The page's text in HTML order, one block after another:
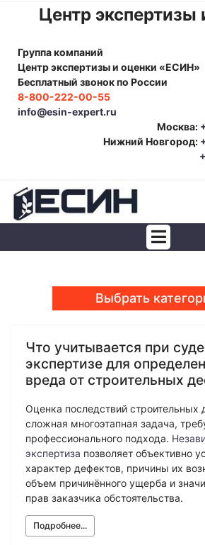
Центр экспертизы
Группа компаний
Центр экспертизы и оценки «ЕСИН»
Бесплатный звонок по России
8-800-222-00-55
info@esin-expert.ru
Москва:
Нижний Новгород:
Почерковедческая экспертиза
Товароведческая экспертиза
Автотехническая экспертиза
Экспертиза электробытовой
Техническая экспертиза
Электротехническая экспертиза
Фоноскопическая экспертиза
Экспертиза видео- и звукозаписей
Лингвистическая экспертиза
Автороведческая экспертиза
Выбрать
Фоноскопическая экспертиза
Психологическая экспертиза
Автотехническая экспертиза
Юридическая экспертиза
Экспертиза изделий из металлов
Экономическая экспертиза
Экологическая экспертиза
Техническая экспертиза
Строительно-техническая
Почерковедческая экспертиза
Пожарно-техническая
Юридико-лингвистическая
Лингвистическая экспертиза
Компьютерно-техническая
Геммологическая экспертиза
Экспертиза видео- и звукозаписей
Автороведческая экспертиза
Что учитывается при
экспертизе для
вреда от строительных
Оценка последствий
сложная многоэтапная задача,
профессионального подхода.
экспертиза позволяет объективно
характер дефектов, причины их
объем причинённого ущерба и
прав заказчика обстоятельства.
Подробнее...